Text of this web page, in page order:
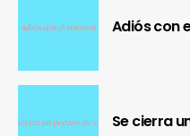
Adiós con
Se cierra